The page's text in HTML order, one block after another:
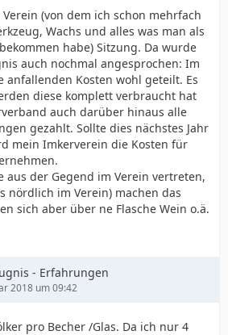
(von dem ich schon mehrfach
Wachs und alles was man als
habe) Sitzung. Da wurde
auch nochmal angesprochen: Im
anfallenden Kosten wohl geteilt. Es
diese komplett verbraucht hat
auch darüber hinaus alle
gezahlt. Sollte dies nächstes Jahr
mein Imkerverein die Kosten für
aus der Gegend im Verein vertreten,
nördlich im Verein) machen das
sich aber über ne Flasche Wein o.ä.
- Erfahrungen
2018 um 09:42
pro Becher /Glas. Da ich nur 4